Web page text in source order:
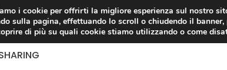
RISPARMIO ENERGETICO
i cookie per offrirti la migliore esperienza sul nostro
sulla pagina, effettuando lo scroll o chiudendo il
di più su quali cookie stiamo utilizzando o come